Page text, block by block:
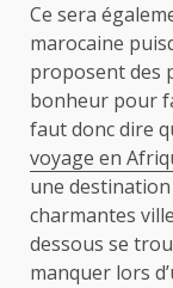
Ce sera
marocaine
proposent des
bonheur pour
faut donc dire
voyage en
une
charmantes
dessous se
manquer lors